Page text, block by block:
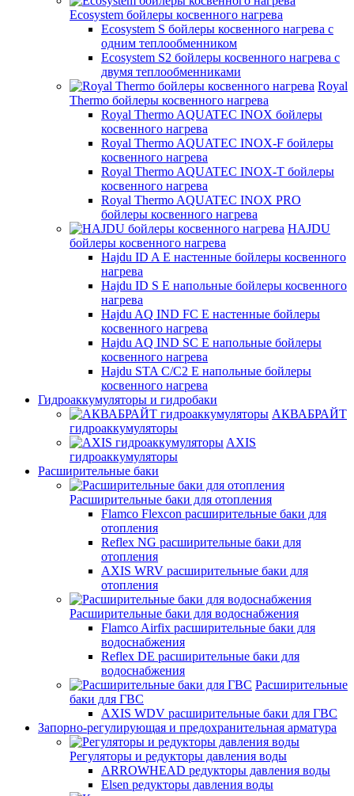
Ecosystem бойлеры косвенного нагрева
Ecosystem S бойлеры косвенного нагрева с
одним теплообменником
Ecosystem S2 бойлеры косвенного нагрева с
двумя теплообменниками
Royal
Thermo бойлеры косвенного нагрева
Royal Thermo AQUATEC INOX бойлеры
косвенного нагрева
Royal Thermo AQUATEC INOX-F бойлеры
косвенного нагрева
Royal Thermo AQUATEC INOX-T бойлеры
косвенного нагрева
Royal Thermo AQUATEC INOX PRO
бойлеры косвенного нагрева
HAJDU
бойлеры косвенного нагрева
Hajdu ID A E настенные бойлеры косвенного
нагрева
Hajdu ID S E напольные бойлеры косвенного
нагрева
Hajdu AQ IND FC E настенные бойлеры
косвенного нагрева
Hajdu AQ IND SC E напольные бойлеры
косвенного нагрева
Hajdu STA C/C2 E напольные бойлеры
косвенного нагрева
Гидроаккумуляторы и гидробаки
АКВАБРАЙТ
гидроаккумуляторы
AXIS
гидроаккумуляторы
Расширительные баки
Расширительные баки для отопления
Flamco Flexcon расширительные баки для
отопления
Reflex NG расширительные баки для
отопления
AXIS WRV расширительные баки для
отопления
Расширительные баки для водоснабжения
Flamco Airfix расширительные баки для
водоснабжения
Reflex DЕ расширительные баки для
водоснабжения
Расширительные
баки для ГВС
AXIS WDV расширительные баки для ГВС
Запорно-регулирующая и предохранительная арматура
Регуляторы и редукторы давления воды
ARROWHEAD редукторы давления воды
Elsen редукторы давления воды